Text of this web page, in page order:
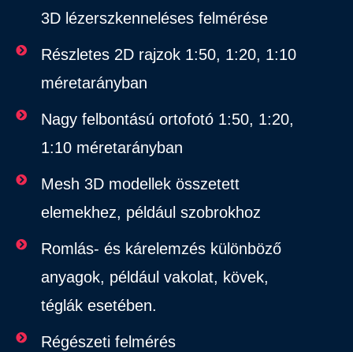
3D lézerszkenneléses felmérése
Részletes 2D rajzok 1:50, 1:20, 1:10
méretarányban
Nagy felbontású ortofotó 1:50, 1:20,
1:10 méretarányban
Mesh 3D modellek összetett
elemekhez, például szobrokhoz
Romlás- és kárelemzés különböző
anyagok, például vakolat, kövek,
téglák esetében.
Régészeti felmérés​